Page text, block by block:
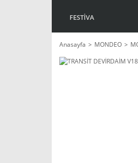
FESTİVA
Anasayfa MONDEO